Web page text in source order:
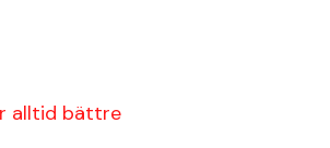
alltid bättre